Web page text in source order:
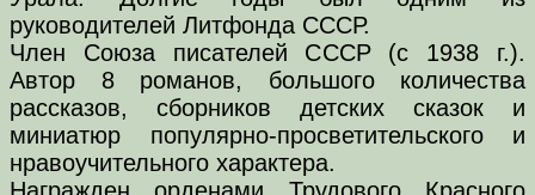
руководителей Литфонда СССР.
Член Союза писателей СССР (с 1938 г.).
Автор 8 романов, большого количества
рассказов, сборников детских сказок и
миниатюр популярно-просветительского и
нравоучительного характера.